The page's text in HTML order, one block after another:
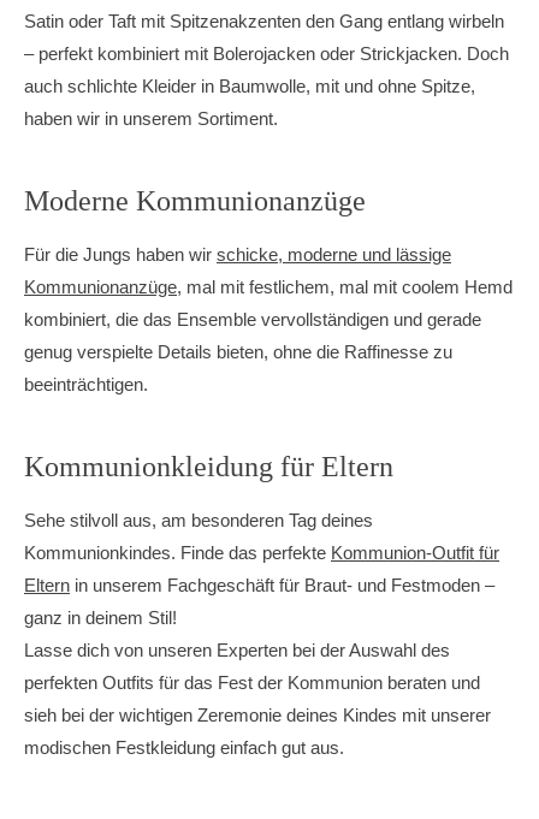
Satin oder Taft mit Spitzenakzenten den Gang entlang wirbeln
– perfekt kombiniert mit Bolerojacken oder Strickjacken. Doch
auch schlichte Kleider in Baumwolle, mit und ohne Spitze,
haben wir in unserem Sortiment.
Moderne Kommunionanzüge
Für die Jungs haben wir schicke, moderne und lässige
Kommunionanzüge, mal mit festlichem, mal mit coolem Hemd
kombiniert, die das Ensemble vervollständigen und gerade
genug verspielte Details bieten, ohne die Raffinesse zu
beeinträchtigen.
Kommunionkleidung für Eltern
Sehe stilvoll aus, am besonderen Tag deines
Kommunionkindes. Finde das perfekte Kommunion-Outfit für
Eltern in unserem Fachgeschäft für Braut- und Festmoden –
ganz in deinem Stil!
Lasse dich von unseren Experten bei der Auswahl des
perfekten Outfits für das Fest der Kommunion beraten und
sieh bei der wichtigen Zeremonie deines Kindes mit unserer
modischen Festkleidung einfach gut aus.